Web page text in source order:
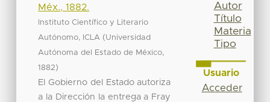
Méx., 1882.
Instituto Científico y Literario
Autónomo, ICLA (Universidad
Autónoma del Estado de México,
1882)
El Gobierno del Estado autoriza
a la Dirección la entrega a Fray
Autor
Título
Materia
Tipo
Usuario
Acceder